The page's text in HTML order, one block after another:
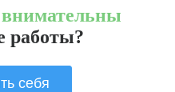
внимательны
работы?
себя